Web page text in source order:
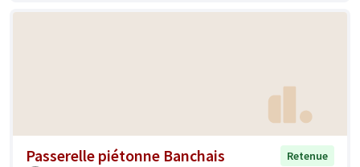
Passerelle piétonne Banchais
Retenue